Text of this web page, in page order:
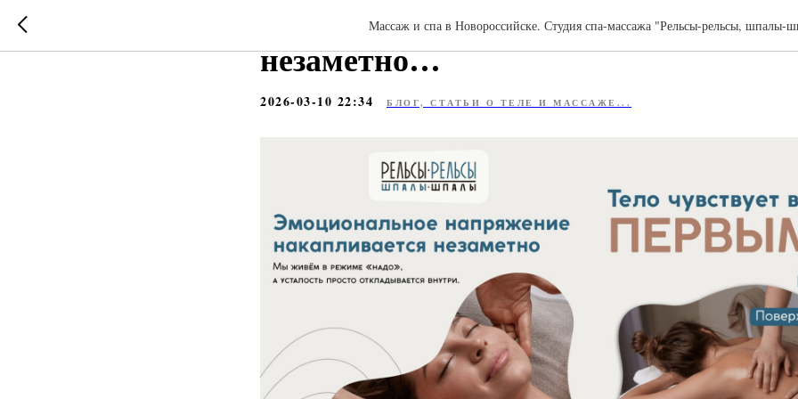
Массаж и спа в Новороссийске. Студия спа-массажа "Рельсы-рельсы, шпалы-
Эмоциональное напряжение
незаметно…
2026-03-10 22:34 БЛОГ, СТАТЬИ О ТЕЛЕ И МАССАЖЕ...